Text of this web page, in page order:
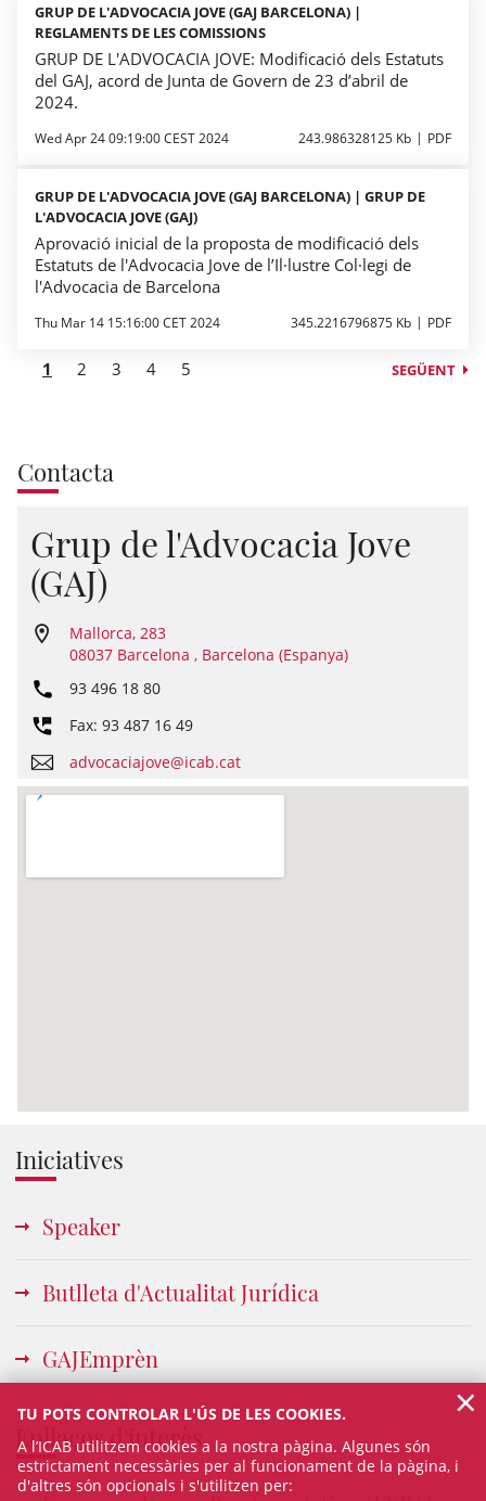
GRUP DE L'ADVOCACIA JOVE (GAJ BARCELONA) |
REGLAMENTS DE LES COMISSIONS
GRUP DE L'ADVOCACIA JOVE: Modificació dels Estatuts
del GAJ, acord de Junta de Govern de 23 d’abril de
2024.
Wed Apr 24 09:19:00 CEST 2024 243.986328125 Kb PDF
GRUP DE L'ADVOCACIA JOVE (GAJ BARCELONA) | GRUP DE
L'ADVOCACIA JOVE (GAJ)
Aprovació inicial de la proposta de modificació dels
Estatuts de l'Advocacia Jove de l’Il·lustre Col·legi de
l'Advocacia de Barcelona
Thu Mar 14 15:16:00 CET 2024 345.2216796875 Kb PDF
1 2 3 4 5 SEGÜENT
Contacta
Grup de l'Advocacia Jove
(GAJ)
Mallorca, 283
08037 Barcelona , Barcelona (Espanya)
93 496 18 80
Fax: 93 487 16 49
advocaciajove@icab.cat
Iniciatives
Speaker
Butlleta d'Actualitat Jurídica
GAJEmprèn
Enllaços d'interès
TU POTS CONTROLAR L'ÚS DE LES COOKIES.
A l’ICAB utilitzem cookies a la nostra pàgina. Algunes són
estrictament necessàries per al funcionament de la pàgina, i
d'altres són opcionals i s'utilitzen per:
×